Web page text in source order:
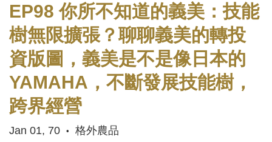
EP98 你所不知道的義美：技能
樹無限擴張？聊聊義美的轉投
資版圖，義美是不是像日本的
YAMAHA，不斷發展技能樹，
跨界經營
Jan 01, 70 • 格外農品